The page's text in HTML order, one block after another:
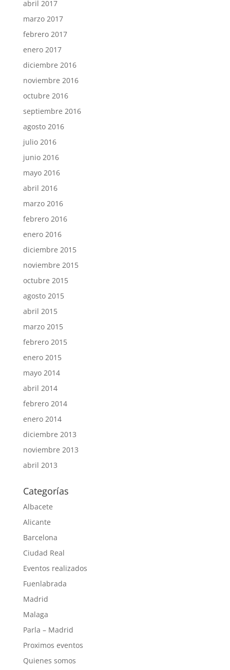
abril 2017
marzo 2017
febrero 2017
enero 2017
diciembre 2016
noviembre 2016
octubre 2016
septiembre 2016
agosto 2016
julio 2016
junio 2016
mayo 2016
abril 2016
marzo 2016
febrero 2016
enero 2016
diciembre 2015
noviembre 2015
octubre 2015
agosto 2015
abril 2015
marzo 2015
febrero 2015
enero 2015
mayo 2014
abril 2014
febrero 2014
enero 2014
diciembre 2013
noviembre 2013
abril 2013
Categorías
Albacete
Alicante
Barcelona
Ciudad Real
Eventos realizados
Fuenlabrada
Madrid
Malaga
Parla – Madrid
Proximos eventos
Quienes somos